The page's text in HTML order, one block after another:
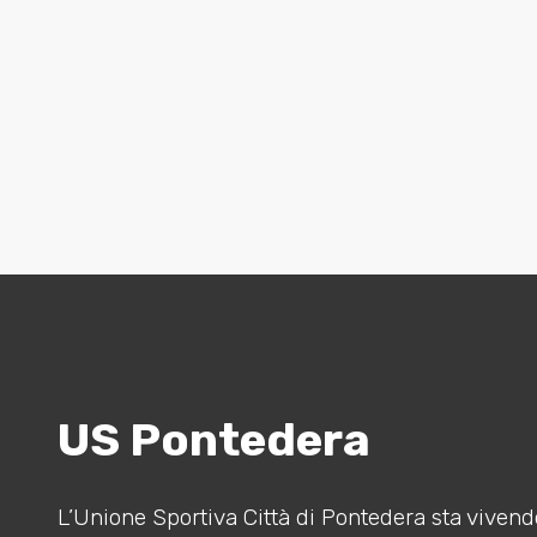
US Pontedera
L’Unione Sportiva Città di Pontedera sta